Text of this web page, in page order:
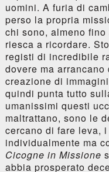
uomini. A furia di
perso la propria
chi sono, almeno
riesca a ricordare.
registi di incredibile
dovere ma
creazione di
quindi punta tutto
umanissimi questi
maltrattano, sono le
cercano di fare leva,
individualmente ma
Cicogne in Missione
abbia prosperato